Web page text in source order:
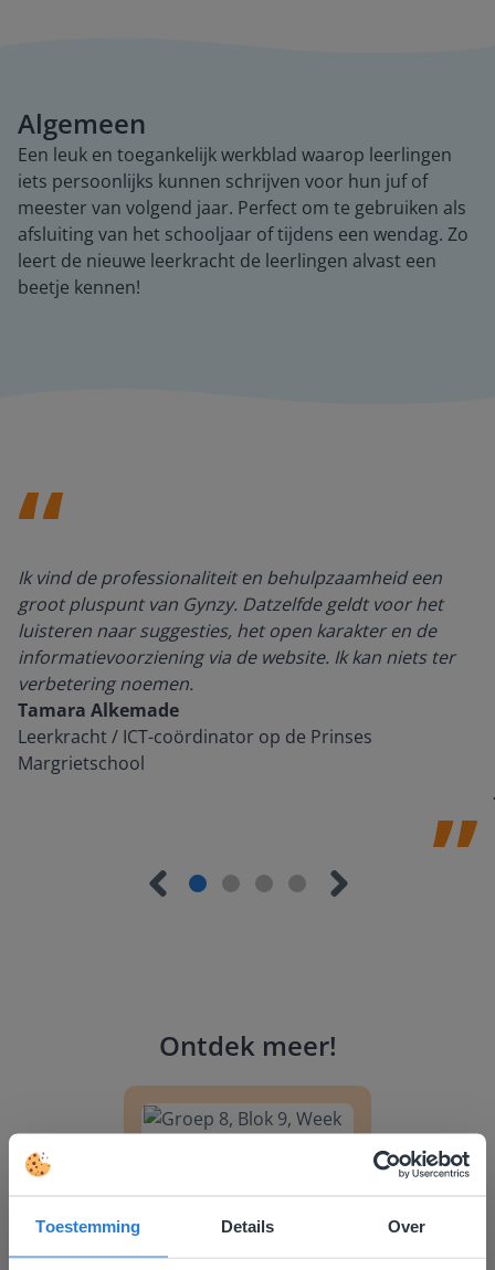
Toestemming Details Over
Algemeen
Een leuk en toegankelijk werkblad waarop leerlingen
iets persoonlijks kunnen schrijven voor hun juf of
meester van volgend jaar. Perfect om te gebruiken als
afsluiting van het schooljaar of tijdens een wendag. Zo
leert de nieuwe leerkracht de leerlingen alvast een
beetje kennen!
Ik vind de professionaliteit en behulpzaamheid een
groot pluspunt van Gynzy. Datzelfde geldt voor het
luisteren naar suggesties, het open karakter en de
informatievoorziening via de website. Ik kan niets ter
verbetering noemen.
Tamara Alkemade
Leerkracht / ICT-coördinator op de Prinses
Margrietschool
Ontdek meer!